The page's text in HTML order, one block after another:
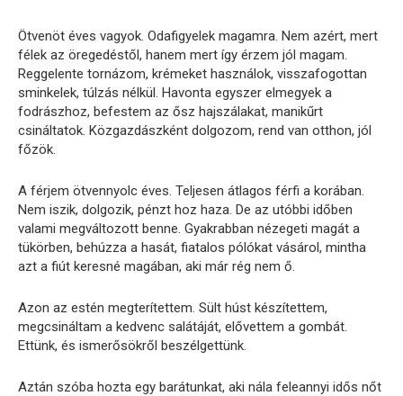
Ötvenöt éves vagyok. Odafigyelek magamra. Nem azért, mert
félek az öregedéstől, hanem mert így érzem jól magam.
Reggelente tornázom, krémeket használok, visszafogottan
sminkelek, túlzás nélkül. Havonta egyszer elmegyek a
fodrászhoz, befestem az ősz hajszálakat, manikűrt
csináltatok. Közgazdászként dolgozom, rend van otthon, jól
főzök.
A férjem ötvennyolc éves. Teljesen átlagos férfi a korában.
Nem iszik, dolgozik, pénzt hoz haza. De az utóbbi időben
valami megváltozott benne. Gyakrabban nézegeti magát a
tükörben, behúzza a hasát, fiatalos pólókat vásárol, mintha
azt a fiút keresné magában, aki már rég nem ő.
Azon az estén megterítettem. Sült húst készítettem,
megcsináltam a kedvenc salátáját, elővettem a gombát.
Ettünk, és ismerősökről beszélgettünk.
Aztán szóba hozta egy barátunkat, aki nála feleannyi idős nőt